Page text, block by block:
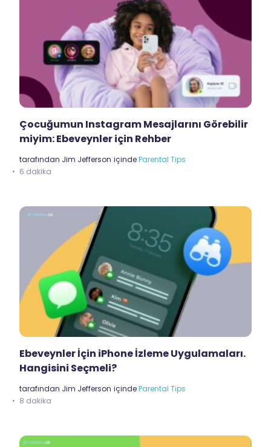
Çocuğumun Instagram Mesajlarını Görebilir
miyim: Ebeveynler için Rehber
tarafından Jim Jefferson içindeParental Tips
6 dakika
Ebeveynler İçin iPhone İzleme Uygulamaları.
Hangisini Seçmeli?
tarafından Jim Jefferson içindeParental Tips
8 dakika